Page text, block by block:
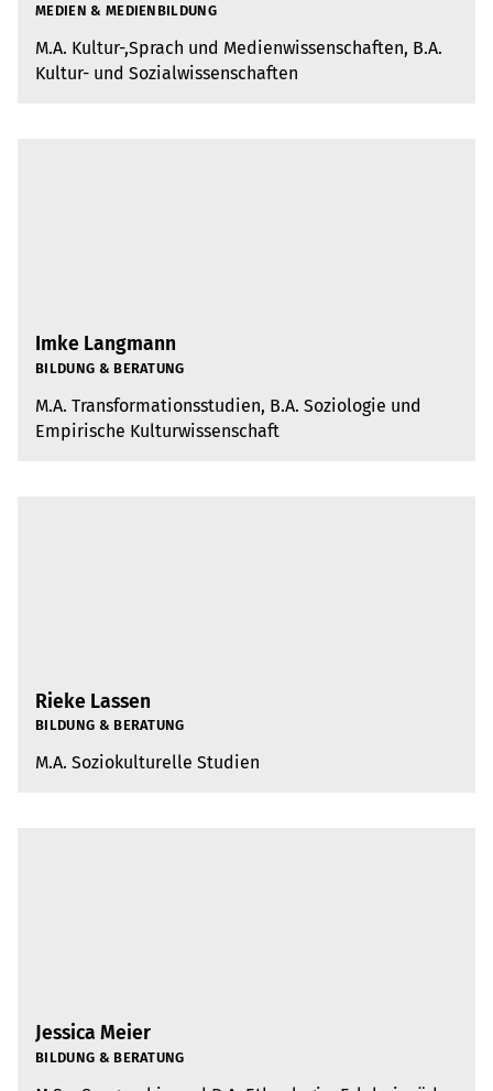
MEDIEN & MEDI­EN­BIL­DUNG
M.A. Kultur-,Sprach und Medi­en­wis­sen­schaf­ten, B.A.
Kultur- und Sozi­al­wis­sen­schaf­ten
Imke Langmann
BIL­DUNG & BERA­TUNG
M.A. Trans­for­ma­ti­ons­stu­dien, B.A. Sozio­lo­gie und
Empi­ri­sche Kul­tur­wis­sen­schaft
Rieke Lassen
BIL­DUNG & BERA­TUNG
M.A. Sozio­kul­tu­relle Stu­dien
Jessica Meier
BIL­DUNG & BERA­TUNG